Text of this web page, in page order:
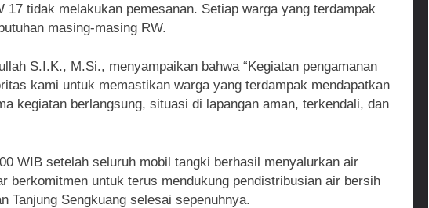
tidak melakukan pemesanan. Setiap warga yang terdampak
masing-masing RW.
S.I.K., M.Si., menyampaikan bahwa “Kegiatan pengamanan
kami untuk memastikan warga yang terdampak mendapatkan
kegiatan berlangsung, situasi di lapangan aman, terkendali, dan
WIB setelah seluruh mobil tangki berhasil menyalurkan air
berkomitmen untuk terus mendukung pendistribusian air bersih
Tanjung Sengkuang selesai sepenuhnya.